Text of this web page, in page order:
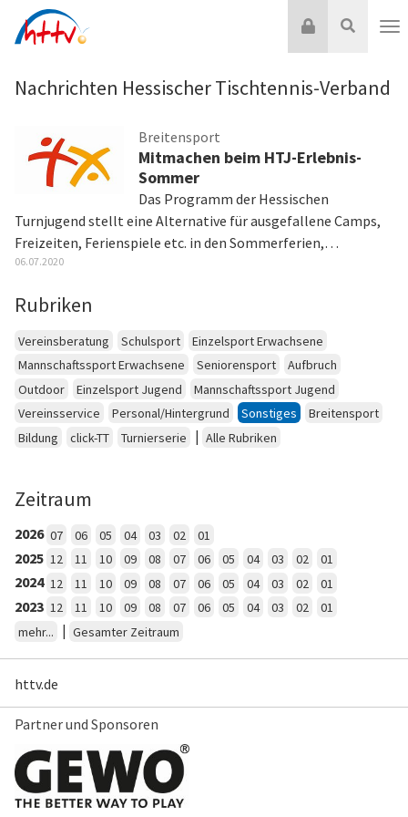
Inhalt
Suche
Login
Nachrichten Hessischer Tischtennis-Verband
Breitensport
Mitmachen beim HTJ-Erlebnis-
Sommer
Das Programm der Hessischen
Turnjugend stellt eine Alternative für ausgefallene Camps,
Freizeiten, Ferienspiele etc. in den Sommerferien,…
06.07.2020
Rubriken
Vereinsberatung Schulsport
Einzelsport Erwachsene
Mannschaftssport Erwachsene
Seniorensport
Aufbruch
Outdoor
Einzelsport Jugend
Mannschaftssport Jugend
Vereinsservice
Personal/Hintergrund Sonstiges
Breitensport
Bildung
click-TT Turnierserie | Alle Rubriken
Zeitraum
2026 07 06 05 04 03 02 01
2025 12 11 10 09 08 07 06 05 04 03 02 01
2024 12 11 10 09 08 07 06 05 04 03 02 01
2023 12 11 10 09 08 07 06 05 04 03 02
01
mehr...
| Gesamter Zeitraum
httv.de
Partner und Sponsoren